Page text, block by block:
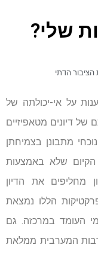
שלי?
הדתי
על אי-יכולתה של
של דיונים מטאפיזיים
מתבונן בצמיחתן
שלא באמצעות
מחליפים את הדיון
הללו נמצאת
העומד במרכזה. גם
המערבית ממלאת